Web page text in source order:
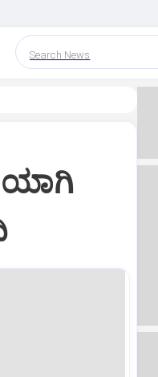
Search News